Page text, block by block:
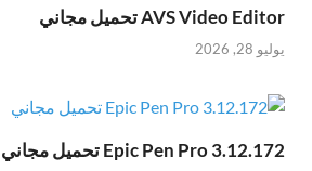
AVS Video Editor تحميل مجاني
يوليو 28, 2026
Epic Pen Pro 3.12.172 تحميل مجاني